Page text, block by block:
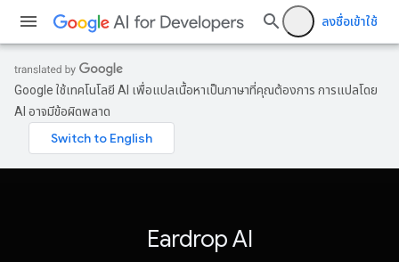
ลงชื่อเข้าใช้
Google ใช้เทคโนโลยี AI เพื่อแปลเนื้อหาเป็นภาษาที่คุณต้องการ การแปลโดย
AI อาจมีข้อผิดพลาด
Eardrop AI